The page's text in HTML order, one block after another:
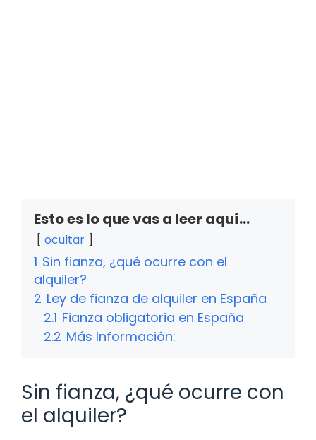
Esto es lo que vas a leer aquí...
ocultar
1 Sin fianza, ¿qué ocurre con el
alquiler?
2 Ley de fianza de alquiler en España
2.1 Fianza obligatoria en España
2.2 Más Información:
Sin fianza, ¿qué ocurre con
el alquiler?